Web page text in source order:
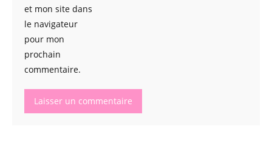
et mon site dans
le navigateur
pour mon
prochain
commentaire.